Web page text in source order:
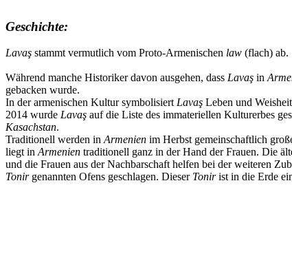
Geschichte:
Lavaş stammt vermutlich vom Proto-Armenischen law (flach) ab.
Während manche Historiker davon ausgehen, dass Lavaş in
gebacken wurde.
In der armenischen Kultur symbolisiert Lavaş Leben und
2014 wurde Lavaş auf die Liste des immateriellen Kulturerbes
Kasachstan.
Traditionell werden in Armenien im Herbst gemeinschaftlich
liegt in Armenien traditionell ganz in der Hand der Frauen. Die
und die Frauen aus der Nachbarschaft helfen bei der weiteren
Tonirgenannten Ofens geschlagen. Dieser Tonirist in die Erde